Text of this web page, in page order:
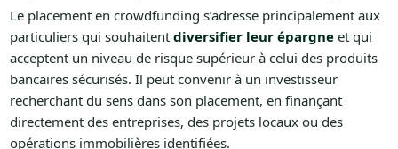
Le placement en crowdfunding s’adresse principalement aux
particuliers qui souhaitent diversifier leur épargneet qui
acceptent un niveau de risque supérieur à celui des produits
bancaires sécurisés. Il peut convenir à un investisseur
recherchant du sens dans son placement, en finançant
directement des entreprises, des projets locaux ou des
opérations immobilières identifiées.